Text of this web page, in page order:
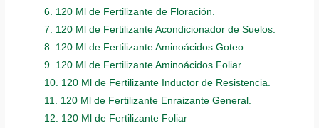
6. 120 Ml de Fertilizante de Floración.
7. 120 Ml de Fertilizante Acondicionador de Suelos.
8. 120 Ml de Fertilizante Aminoácidos Goteo.
9. 120 Ml de Fertilizante Aminoácidos Foliar.
10. 120 Ml de Fertilizante Inductor de Resistencia.
11. 120 Ml de Fertilizante Enraizante General.
12. 120 Ml de Fertilizante Foliar